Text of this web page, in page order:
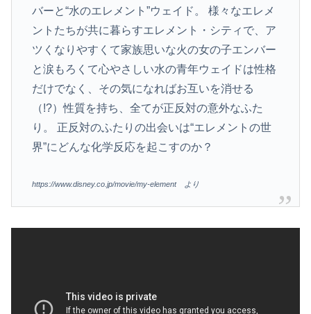
バーと“水のエレメント”ウェイド。 様々なエレメ
ントたちが共に暮らすエレメント・シティで、ア
ツくなりやすくて家族思いな火の女の子エンバー
と涙もろくて心やさしい水の青年ウェイドは性格
だけでなく、その気になればお互いを消せる
（!?）性質を持ち、全てが正反対の意外なふた
り。 正反対のふたりの出会いは“エレメントの世
界”にどんな化学反応を起こすのか？
https://www.disney.co.jp/movie/my-element より